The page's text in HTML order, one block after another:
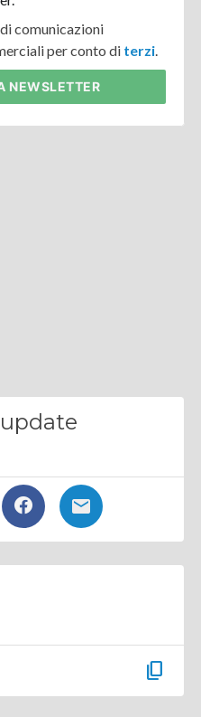
comunicazioni
per conto di terzi.
NEWSLETTER
content_copy